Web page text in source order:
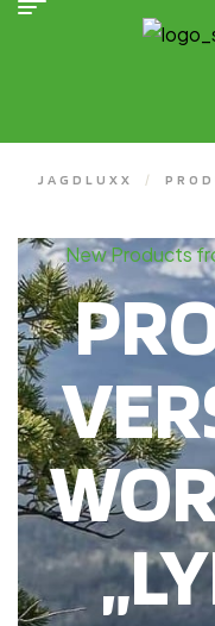
JAGDLUXX /
New Products